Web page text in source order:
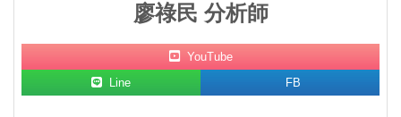
廖祿民 分析師
YouTube
Line
FB